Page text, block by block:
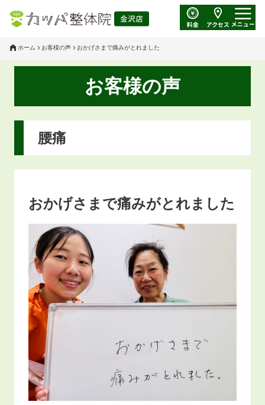
ホーム お客様の声 おかげさまで痛みがとれました
お客様の声
腰痛
おかげさまで痛みがとれました